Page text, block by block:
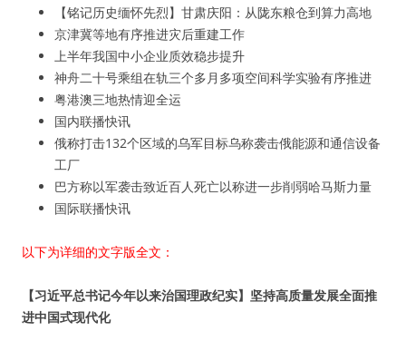
【铭记历史缅怀先烈】甘肃庆阳：从陇东粮仓到算力高地
京津冀等地有序推进灾后重建工作
上半年我国中小企业质效稳步提升
神舟二十号乘组在轨三个多月多项空间科学实验有序推进
粤港澳三地热情迎全运
国内联播快讯
俄称打击132个区域的乌军目标乌称袭击俄能源和通信设备
工厂
巴方称以军袭击致近百人死亡以称进一步削弱哈马斯力量
国际联播快讯
以下为详细的文字版全文：
【习近平总书记今年以来治国理政纪实】坚持高质量发展全面推
进中国式现代化